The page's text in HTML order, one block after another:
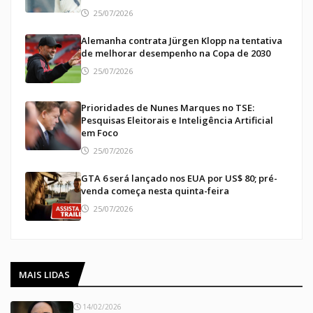
25/07/2026
Alemanha contrata Jürgen Klopp na tentativa
de melhorar desempenho na Copa de 2030
25/07/2026
Prioridades de Nunes Marques no TSE:
Pesquisas Eleitorais e Inteligência Artificial
em Foco
25/07/2026
GTA 6 será lançado nos EUA por US$ 80; pré-
venda começa nesta quinta-feira
25/07/2026
MAIS LIDAS
14/02/2026